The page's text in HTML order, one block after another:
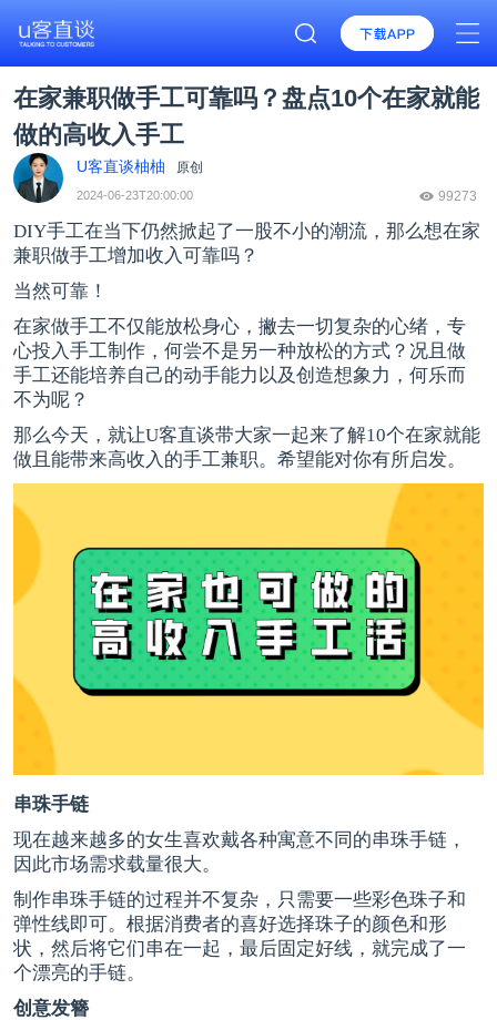
在家兼职做手工可靠吗？盘点10个在家就能
做的高收入手工
U客直谈柚柚 原创
2024-06-23T20:00:00 99273
DIY手工在当下仍然掀起了一股不小的潮流，那么想在家
兼职做手工增加收入可靠吗？
当然可靠！
在家做手工不仅能放松身心，撇去一切复杂的心绪，专
心投入手工制作，何尝不是另一种放松的方式？况且做
手工还能培养自己的动手能力以及创造想象力，何乐而
不为呢？
那么今天，就让U客直谈带大家一起来了解10个在家就能
做且能带来高收入的手工兼职。希望能对你有所启发。
串珠手链
现在越来越多的女生喜欢戴各种寓意不同的串珠手链，
因此市场需求载量很大。
制作串珠手链的过程并不复杂，只需要一些彩色珠子和
弹性线即可。根据消费者的喜好选择珠子的颜色和形
状，然后将它们串在一起，最后固定好线，就完成了一
个漂亮的手链。
创意发簪